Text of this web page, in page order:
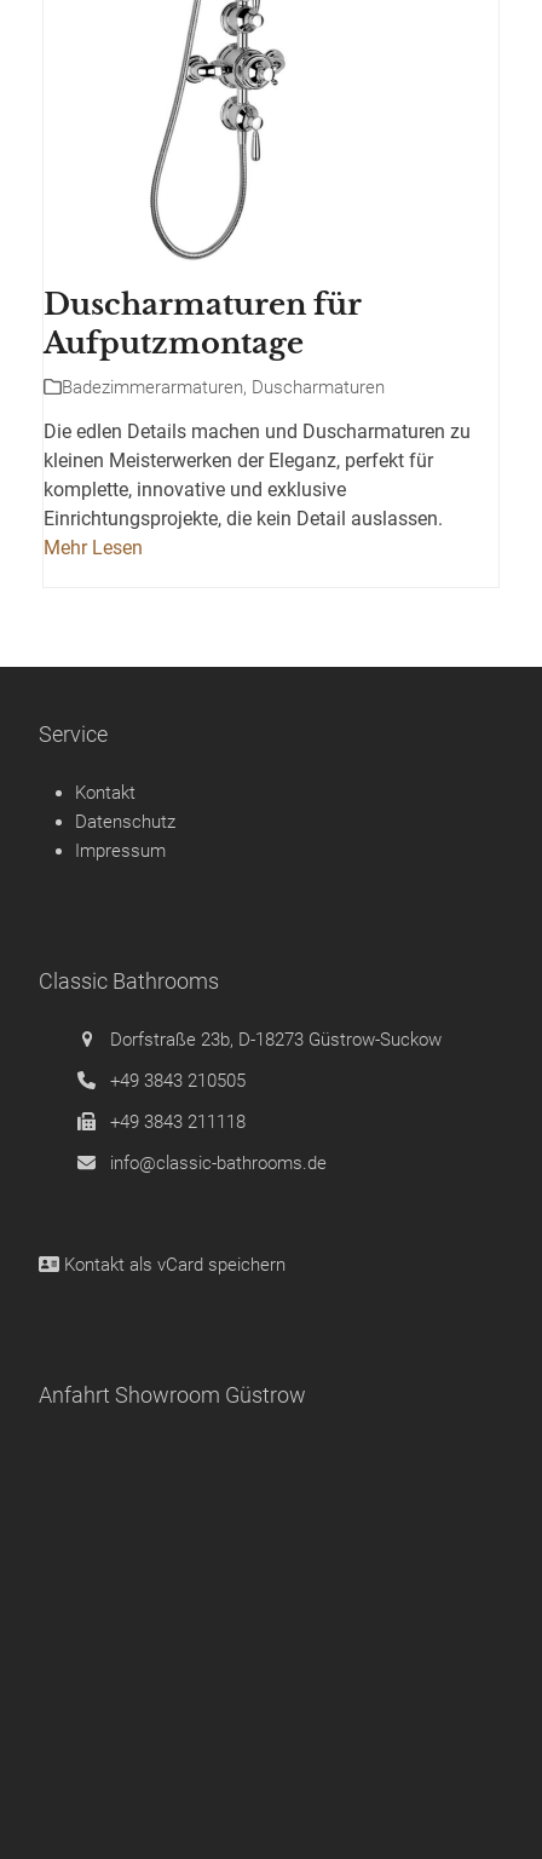
Duscharmaturen für
Aufputzmontage
Badezimmerarmaturen, Duscharmaturen
Die edlen Details machen und Duscharmaturen zu
kleinen Meisterwerken der Eleganz, perfekt für
komplette, innovative und exklusive
Einrichtungsprojekte, die kein Detail auslassen.
Mehr Lesen
Service
Kontakt
Datenschutz
Impressum
Classic Bathrooms
Dorfstraße 23b, D-18273 Güstrow-Suckow
+49 3843 210505
+49 3843 211118
info@classic-bathrooms.de
Kontakt alsvCard speichern
Anfahrt Showroom Güstrow